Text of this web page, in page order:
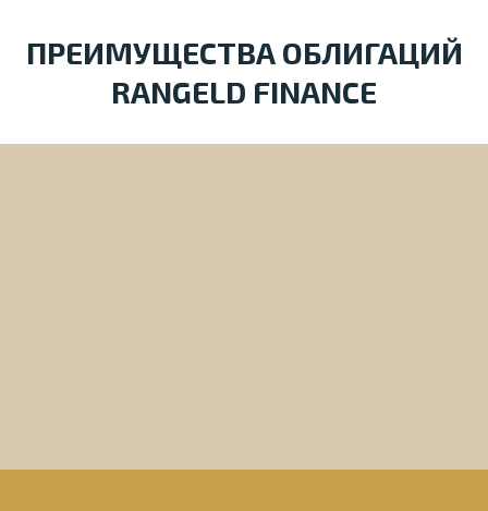
ПРЕИМУЩЕСТВА ОБЛИГАЦИЙ
RANGELD FINANCE